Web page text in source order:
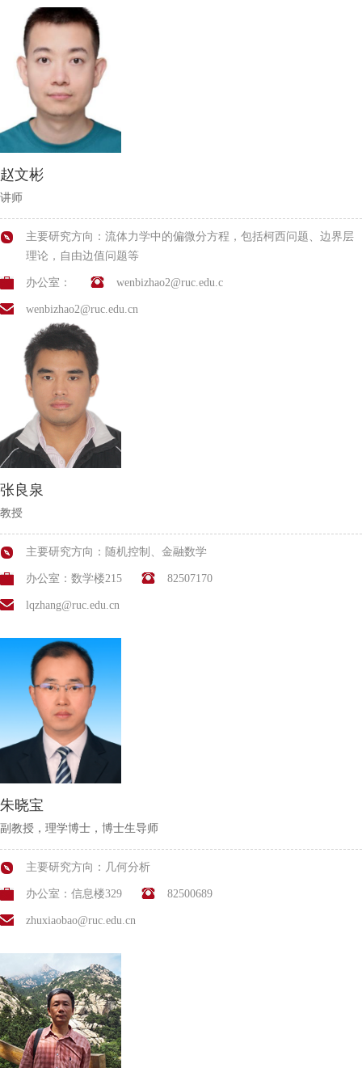
赵文彬
讲师
主要研究方向：流体力学中的偏微分方程，包括柯西问题、边界层
理论，自由边值问题等
办公室： wenbizhao2@ruc.edu.c
wenbizhao2@ruc.edu.cn
张良泉
教授
主要研究方向：随机控制、金融数学
办公室：数学楼215 82507170
lqzhang@ruc.edu.cn
朱晓宝
副教授，理学博士，博士生导师
主要研究方向：几何分析
办公室：信息楼329 82500689
zhuxiaobao@ruc.edu.cn